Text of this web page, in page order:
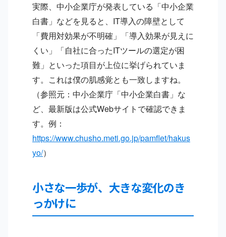
実際、中小企業庁が発表している「中小企業
白書」などを見ると、IT導入の障壁として
「費用対効果が不明確」「導入効果が見えに
くい」「自社に合ったITツールの選定が困
難」といった項目が上位に挙げられていま
す。これは僕の肌感覚とも一致しますね。
（参照元：中小企業庁「中小企業白書」な
ど、最新版は公式Webサイトで確認できま
す。例：
https://www.chusho.meti.go.jp/pamflet/hakus
yo/）
小さな一歩が、大きな変化のき
っかけに